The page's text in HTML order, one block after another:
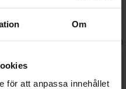
Om
för att anpassa innehållet
2026-09-30